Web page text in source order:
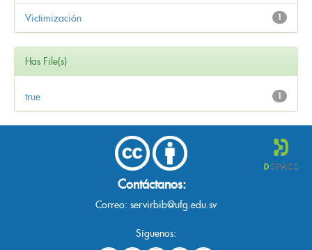
1
Victimización
Has File(s)
1
true
Contáctanos:
Correo: servirbib@ufg.edu.sv
Síguenos: